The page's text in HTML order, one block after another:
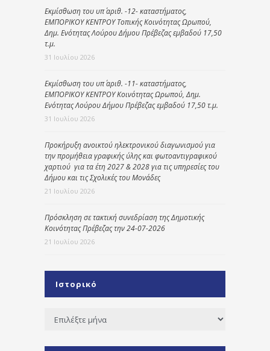
Εκμίσθωση του υπ΄ αριθ. -12- καταστήματος,
ΕΜΠΟΡΙΚΟΥ ΚΕΝΤΡΟΥ Τοπικής Κοινότητας Ωρωπού,
Δημ. Ενότητας Λούρου Δήμου Πρέβεζας εμβαδού 17,50
τ.μ.
31 Ιουλίου 2026
Εκμίσθωση του υπ΄ αριθ. -11- καταστήματος,
ΕΜΠΟΡΙΚΟΥ ΚΕΝΤΡΟΥ Κοινότητας Ωρωπού, Δημ.
Ενότητας Λούρου Δήμου Πρέβεζας εμβαδού 17,50 τ.μ.
31 Ιουλίου 2026
Προκήρυξη ανοικτού ηλεκτρονικού διαγωνισμού για
την προμήθεια γραφικής ύλης και φωτοαντιγραφικού
χαρτιού για τα έτη 2027 & 2028 για τις υπηρεσίες του
Δήμου και τις Σχολικές του Μονάδες
21 Ιουλίου 2026
Πρόσκληση σε τακτική συνεδρίαση της Δημοτικής
Κοινότητας Πρέβεζας την 24-07-2026
21 Ιουλίου 2026
Ιστορικό
Ιστορικό